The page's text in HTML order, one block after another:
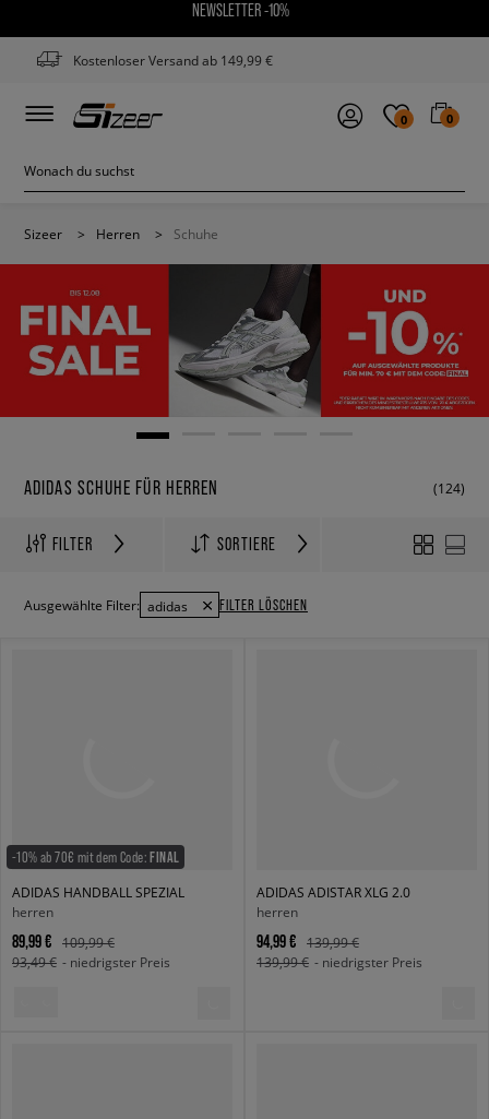
NEWSLETTER -10%
Kostenloser Versand ab 149,99 €
0 0
Sizeer > Herren > Schuhe
ADIDAS SCHUHE FÜR HERREN (124)
FILTER SORTIERE
Ausgewählte Filter: adidas FILTER LÖSCHEN
-10% ab 70€ mit dem Code:FINAL
ADIDAS HANDBALL SPEZIAL
herren
89,99 €
109,99 €
93,49 € - niedrigster Preis
ADIDAS ADISTAR XLG 2.0
herren
94,99 €
139,99 €
139,99 € - niedrigster Preis